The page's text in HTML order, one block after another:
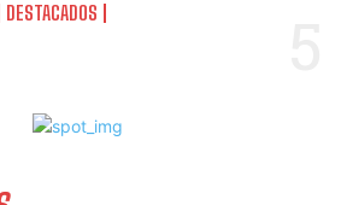
DESTACADOS